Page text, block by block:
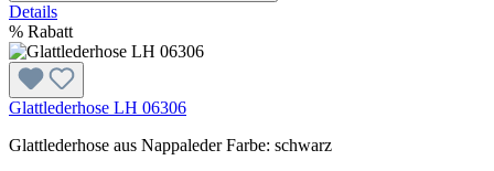
Details
% Rabatt
Glattlederhose LH 06306
Glattlederhose aus Nappaleder Farbe: schwarz